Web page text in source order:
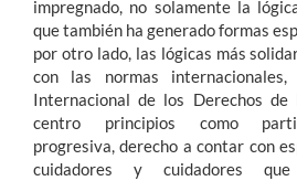
impregnado, no solamente la
que también ha generado formas
por otro lado, las lógicas más
con las normas
Internacional de los Derechos
centro principios como
progresiva, derecho a contar con
cuidadores y cuidadores